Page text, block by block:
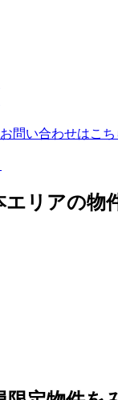
問い合わせはこち